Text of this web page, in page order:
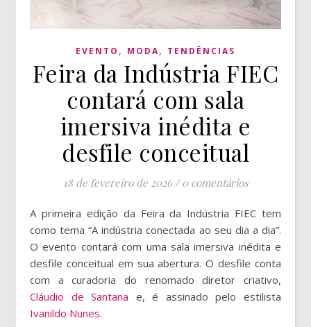
EVENTO , MODA, TENDÊNCIAS
Feira da Indústria FIEC
contará com sala
imersiva inédita e
desfile conceitual
18 de fevereiro de 2026 / 0 comentários
A primeira edição da Feira da Indústria FIEC tem
como tema “A indústria conectada ao seu dia a dia”.
O evento contará com uma sala imersiva inédita e
desfile conceitual em sua abertura. O desfile conta
com a curadoria do renomado diretor criativo,
Cláudio de Santana e, é assinado pelo estilista
Ivanildo Nunes.